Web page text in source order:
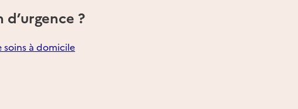
?
soins à domicile